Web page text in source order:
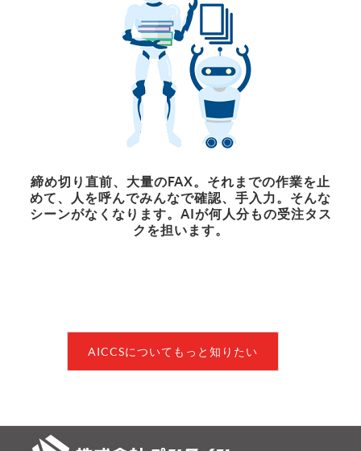
締め切り直前、大量のFAX。それまでの作業を止
めて、人を呼んでみんなで確認、手入力。そんな
シーンがなくなります。AIが何人分もの受注タス
クを担います。
AICCSについてもっと知りたい